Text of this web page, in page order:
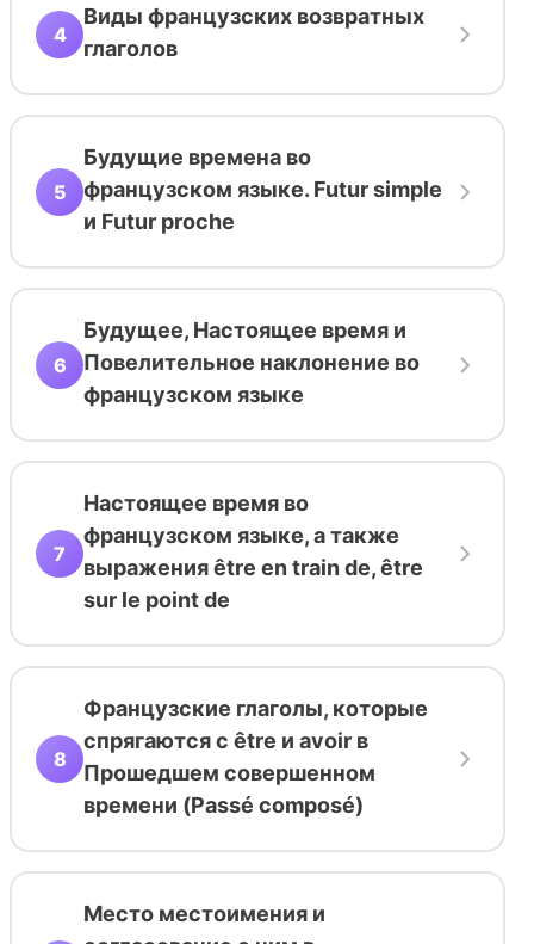
4
Виды французских возвратных
глаголов
5
Будущие времена во
французском языке. Futur simple
и Futur proche
6
Будущее, Настоящее время и
Повелительное наклонение во
французском языке
7
Настоящее время во
французском языке, а также
выражения être en train de, être
sur le point de
8
Французские глаголы, которые
спрягаются с être и avoir в
Прошедшем совершенном
времени (Passé composé)
Место местоимения и